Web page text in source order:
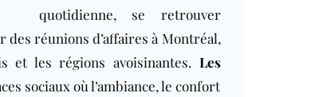
quotidienne, se retrouver
réunions d’affaires à Montréal,
et les régions avoisinantes. Les
sociaux où l’ambiance, le confort